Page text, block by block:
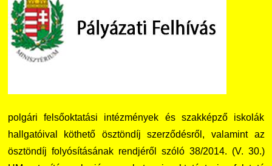
polgári felsőoktatási intézmények és szakképző iskolák
hallgatóival köthető ösztöndíj szerződésről, valamint az
ösztöndíj folyósításának rendjéről szóló 38/2014. (V. 30.)